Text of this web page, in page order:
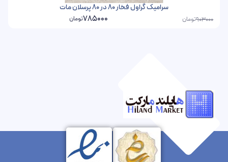
سرامیک گراول فخار 80 در 80 پرسلان مات
903000تومان 785000تومان